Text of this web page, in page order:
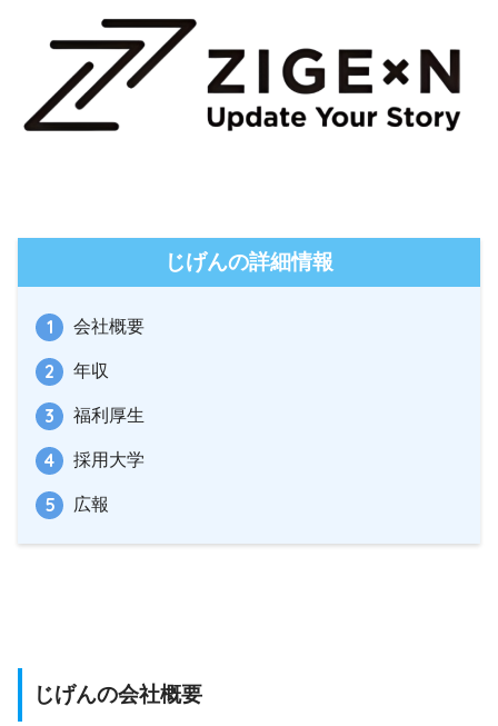
じげんの詳細情報
会社概要
年収
福利厚生
採用大学
広報
じげんの会社概要